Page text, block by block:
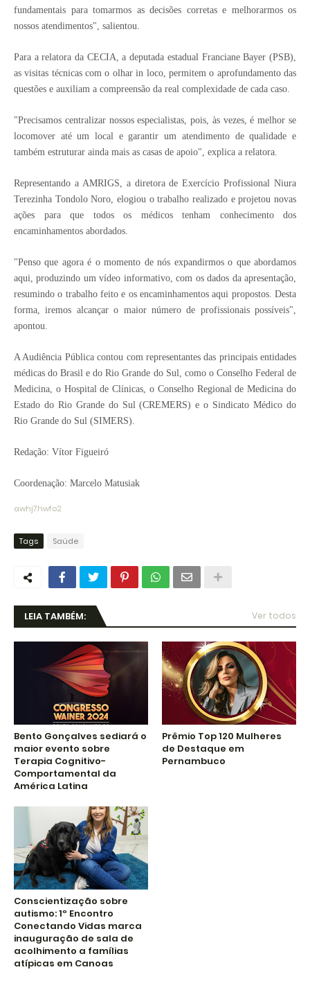
fundamentais para tomarmos as decisões corretas e melhorarmos os
nossos atendimentos", salientou.
Para a relatora da CECIA, a deputada estadual Franciane Bayer (PSB),
as visitas técnicas com o olhar in loco, permitem o aprofundamento das
questões e auxiliam a compreensão da real complexidade de cada caso.
"Precisamos centralizar nossos especialistas, pois, às vezes, é melhor se
locomover até um local e garantir um atendimento de qualidade e
também estruturar ainda mais as casas de apoio", explica a relatora.
Representando a AMRIGS, a diretora de Exercício Profissional Niura
Terezinha Tondolo Noro, elogiou o trabalho realizado e projetou novas
ações para que todos os médicos tenham conhecimento dos
encaminhamentos abordados.
"Penso que agora é o momento de nós expandirmos o que abordamos
aqui, produzindo um vídeo informativo, com os dados da apresentação,
resumindo o trabalho feito e os encaminhamentos aqui propostos. Desta
forma, iremos alcançar o maior número de profissionais possíveis",
apontou.
A Audiência Pública contou com representantes das principais entidades
médicas do Brasil e do Rio Grande do Sul, como o Conselho Federal de
Medicina, o Hospital de Clínicas, o Conselho Regional de Medicina do
Estado do Rio Grande do Sul (CREMERS) e o Sindicato Médico do
Rio Grande do Sul (SIMERS).
Redação: Vítor Figueiró
Coordenação: Marcelo Matusiak
awhj7hwfo2
Tags Saúde
LEIA TAMBÉM: Ver todos
Bento Gonçalves sediará o
maior evento sobre
Terapia Cognitivo-
Comportamental da
América Latina
Prêmio Top 120 Mulheres
de Destaque em
Pernambuco
Conscientização sobre
autismo: 1º Encontro
Conectando Vidas marca
inauguração de sala de
acolhimento a famílias
atípicas em Canoas